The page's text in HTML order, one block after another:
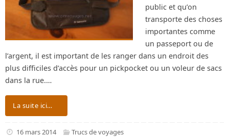
public et qu’on
transporte des choses
importantes comme
un passeport ou de
l’argent, il est important de les ranger dans un endroit des
plus difficiles d’accès pour un pickpocket ou un voleur de sacs
dans la rue.…
La suite ici…
16 mars 2014 Trucs de voyages